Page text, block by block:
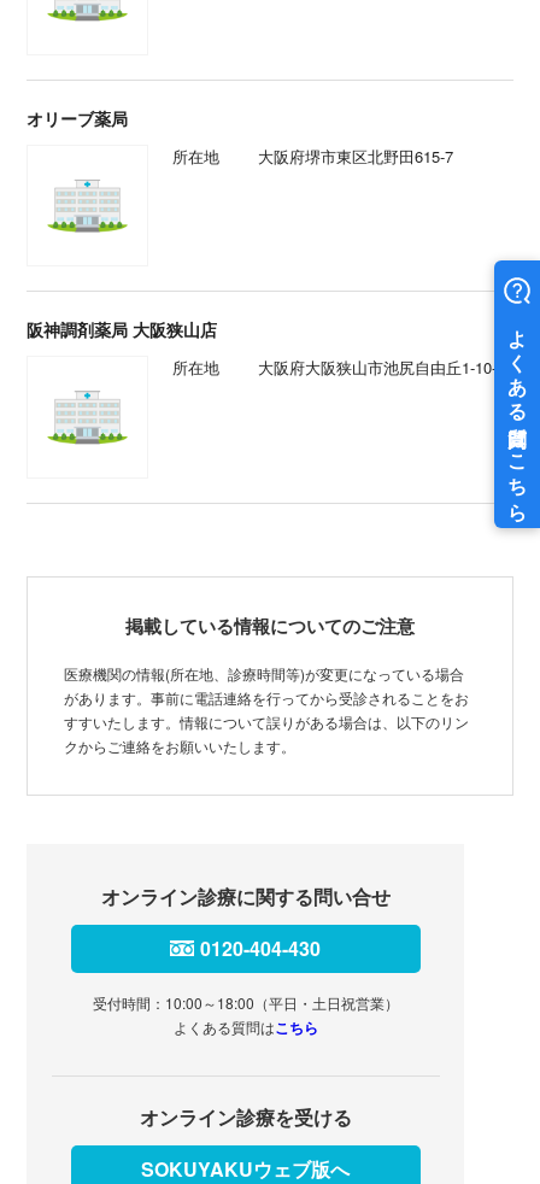
オリーブ薬局
所在地 大阪府堺市東区北野田615-7
阪神調剤薬局 大阪狭山店
所在地 大阪府大阪狭山市池尻自由丘1-10-7
掲載している情報についてのご注意
医療機関の情報(所在地、診療時間等)が変更になっている場合
があります。事前に電話連絡を行ってから受診されることをお
すすいたします。情報について誤りがある場合は、以下のリン
クからご連絡をお願いいたします。
オンライン診療に関する問い合せ
0120-404-430
受付時間：10:00～18:00（平日・土日祝営業）
よくある質問はこちら
オンライン診療を受ける
SOKUYAKUウェブ版へ